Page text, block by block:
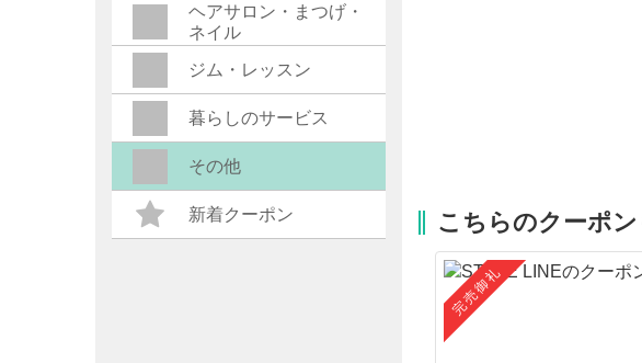
こちらのクーポン
完売御礼
ヘアサロン・まつげ・
ネイル
ジム・レッスン
暮らしのサービス
その他
新着クーポン